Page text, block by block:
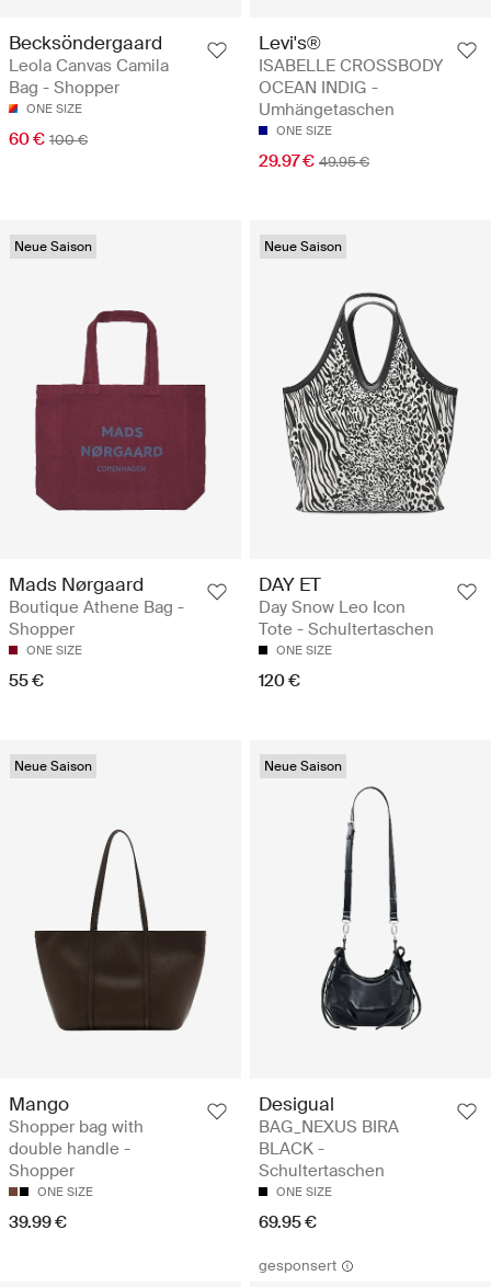
Becksöndergaard
Leola Canvas Camila
Bag - Shopper
ONE SIZE
60 € 100 €
Levi's®
ISABELLE CROSSBODY
OCEAN INDIG -
Umhängetaschen
ONE SIZE
29.97 € 49.95 €
Neue Saison
Mads Nørgaard
Boutique Athene Bag -
Shopper
ONE SIZE
55 €
Neue Saison
DAY ET
Day Snow Leo Icon
Tote - Schultertaschen
ONE SIZE
120 €
Neue Saison
Mango
Shopper bag with
double handle -
Shopper
ONE SIZE
39.99 €
Neue Saison
Desigual
BAG_NEXUS BIRA
BLACK -
Schultertaschen
ONE SIZE
69.95 €
gesponsert